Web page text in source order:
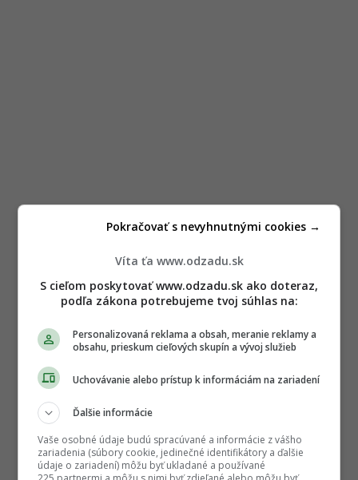
Víta ťa www.odzadu.sk
S cieľom poskytovať www.odzadu.sk ako doteraz,
podľa zákona potrebujeme tvoj súhlas na:
Personalizovaná reklama a obsah, meranie reklamy a
obsahu, prieskum cieľových skupín a vývoj služieb
Uchovávanie alebo prístup k informáciám na zariadení
Ďalšie informácie
Vaše osobné údaje budú spracúvané a informácie z vášho
zariadenia (súbory cookie, jedinečné identifikátory a ďalšie
údaje o zariadení) môžu byť ukladané a používané
Pokračovať s nevyhnutnými cookies →